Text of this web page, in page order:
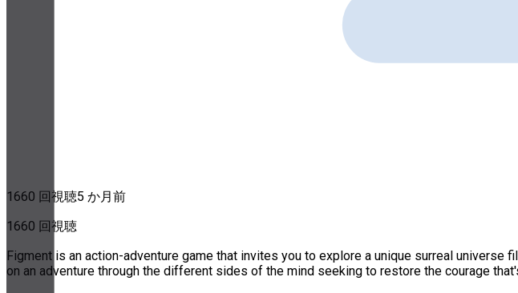
1660 回視聴5 か月前
1660 回視聴
Figment is an action-adventure game that invites you to explore a unique surreal
on an adventure through the different sides of the mind seeking to restore the courage